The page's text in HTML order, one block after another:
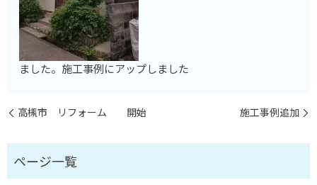
ました。施工事例にアップしました
高槻市 リフォーム 開始 施工事例追加